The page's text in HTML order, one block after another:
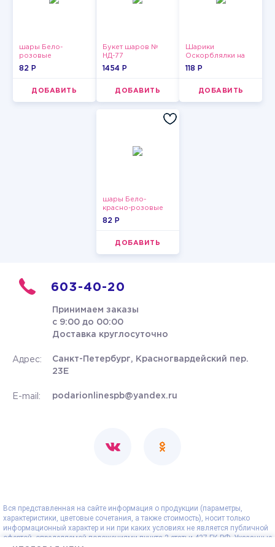
шары Бело-
розовые
пастельные
82 P
ДОБАВИТЬ
Букет шаров №
НД-77
1454 P
ДОБАВИТЬ
Шарики
Оскорблялки на
день рождения для
118 P
ДОБАВИТЬ
шары Бело-
красно-розовые
пастельные
82 P
ДОБАВИТЬ
603-40-20
Принимаем заказы
с 9:00 до 00:00
Доставка круглосуточно
Адрес:
Санкт-Петербург, Красногвардейский пер.
23Е
E-mail: podarionlinespb@yandex.ru
Вся представленная на сайте информация о продукции (параметры,
характеристики, цветовые сочетания, а также стоимость), носит только
информационный характер и ни при каких условиях не является публичной
офертой, определяемой положениями пункта 2 статьи 437 ГК РФ. Указанные